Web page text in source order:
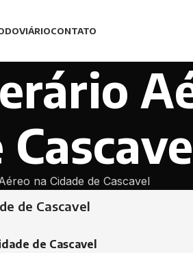
CONTATO
na Cidade de Cascavel
de Cascavel
de Cascavel